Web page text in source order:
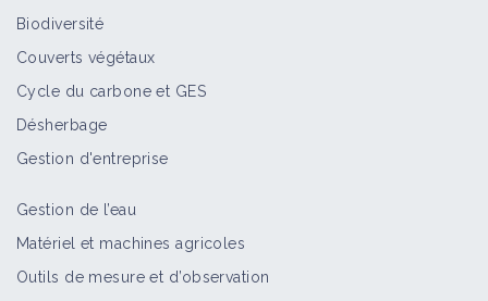
Biodiversité
Couverts végétaux
Cycle du carbone et GES
Désherbage
Gestion d'entreprise
Gestion de l’eau
Matériel et machines agricoles
Outils de mesure et d’observation